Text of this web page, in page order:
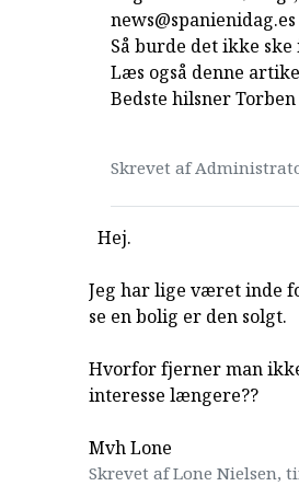
Så burde det ikke ske
Læs også denne
Bedste hilsner Torben
Skrevet af
Hej.
Jeg har lige været inde
se en bolig er den solgt.
Hvorfor fjerner man
interesse længere??
Mvh Lone
Skrevet af Lone Nielsen,